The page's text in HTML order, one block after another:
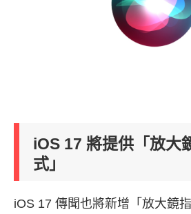
iOS 17 將提供「放大
式」
iOS 17 傳聞也將新增「放大鏡